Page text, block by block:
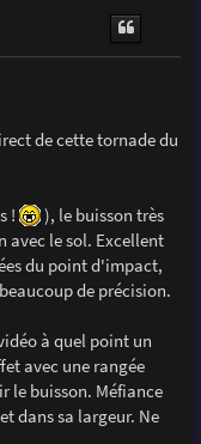
de cette tornade du
!
), le buisson très
avec le sol. Excellent
du point d'impact,
de précision.
à quel point un
avec une rangée
le buisson. Méfiance
dans sa largeur. Ne